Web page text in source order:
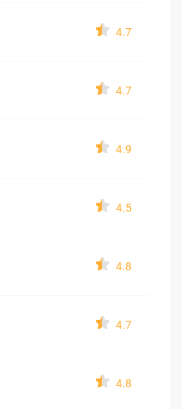
4.7
4.7
4.9
4.5
4.8
4.7
4.8